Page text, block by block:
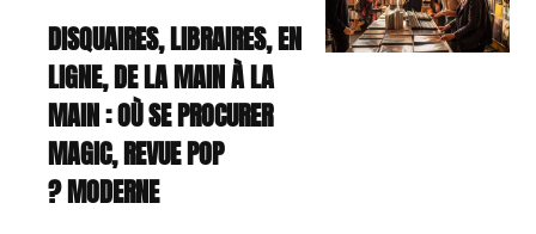
DISQUAIRES, LIBRAIRES, EN
LIGNE, DE LA MAIN À LA
MAIN : OÙ SE PROCURER
MAGIC, REVUE POP
MODERNE ?